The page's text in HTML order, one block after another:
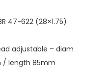
47-622 (28×1.75)
adjustable – diam
/ length 85mm